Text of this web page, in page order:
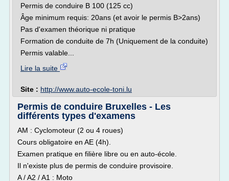
Permis de conduire B 100 (125 cc)
Âge minimum requis: 20ans (et avoir le permis B>2ans)
Pas d'examen théorique ni pratique
Formation de conduite de 7h (Uniquement de la conduite)
Permis valable...
Lire la suite
Site : http://www.auto-ecole-toni.lu
Permis de conduire Bruxelles - Les
différents types d'examens
AM : Cyclomoteur (2 ou 4 roues)
Cours obligatoire en AE (4h).
Examen pratique en filière libre ou en auto-école.
Il n'existe plus de permis de conduire provisoire.
A / A2 / A1 : Moto